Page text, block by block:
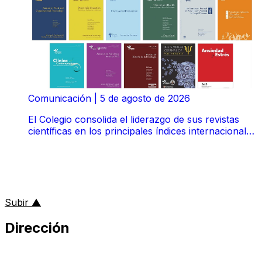
Comunicación
5 de agosto de 2026
El Colegio consolida el liderazgo de sus revistas
científicas en los principales índices internacionales
Subir ▲
Dirección